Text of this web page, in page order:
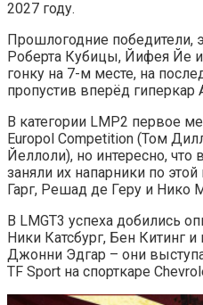
2027 году.
Прошлогодние победители,
Роберта Кубицы, Йифея Йе
гонку на 7-м месте, на
пропустив вперёд гиперкар
В категории LMP2 первое
Europol Competition (Том
Йеллоли), но интересно, что
заняли их напарники по
Гарг, Решад де Геру и Нико
В LMGT3 успеха добились
Ники Катсбург, Бен Китинг
Джонни Эдгар – они
TF Sport на спорткаре